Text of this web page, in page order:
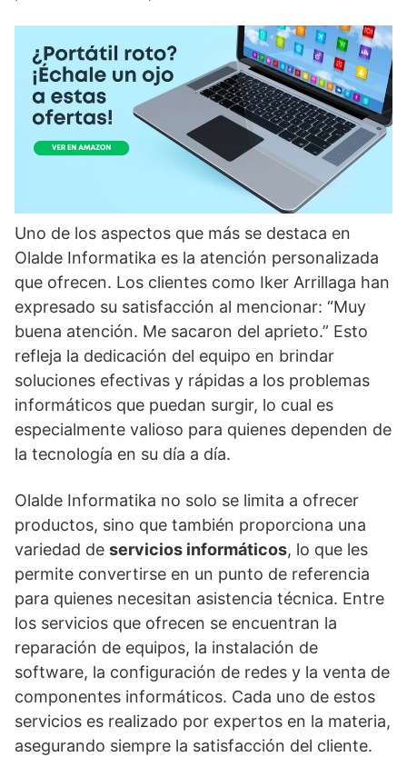
Uno de los aspectos que más se destaca en
Olalde Informatika es la atención personalizada
que ofrecen. Los clientes como Iker Arrillaga han
expresado su satisfacción al mencionar: “Muy
buena atención. Me sacaron del aprieto.” Esto
refleja la dedicación del equipo en brindar
soluciones efectivas y rápidas a los problemas
informáticos que puedan surgir, lo cual es
especialmente valioso para quienes dependen de
la tecnología en su día a día.
Olalde Informatika no solo se limita a ofrecer
productos, sino que también proporciona una
variedad de servicios informáticos, lo que les
permite convertirse en un punto de referencia
para quienes necesitan asistencia técnica. Entre
los servicios que ofrecen se encuentran la
reparación de equipos, la instalación de
software, la configuración de redes y la venta de
componentes informáticos. Cada uno de estos
servicios es realizado por expertos en la materia,
asegurando siempre la satisfacción del cliente.